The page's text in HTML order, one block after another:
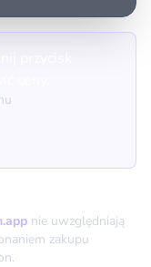
nie uwzględniają
zakupu